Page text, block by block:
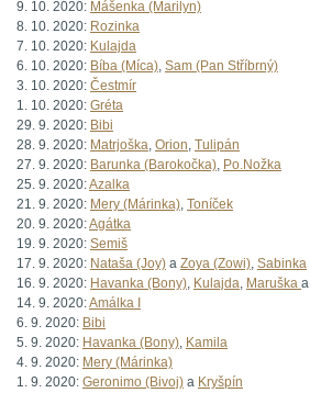
9. 10. 2020: Mášenka (Marilyn)
8. 10. 2020: Rozinka
7. 10. 2020: Kulajda
6. 10. 2020: Bíba (Míca), Sam (Pan Stříbrný)
3. 10. 2020: Čestmír
1. 10. 2020: Gréta
29. 9. 2020: Bibi
28. 9. 2020: Matrjoška, Orion, Tulipán
27. 9. 2020: Barunka (Barokočka), Po.Nožka
25. 9. 2020:Azalka
21. 9. 2020: Mery (Márinka), Toníček
20. 9. 2020:Agátka
19. 9. 2020: Semiš
17. 9. 2020: Nataša (Joy) a Zoya (Zowi), Sabinka
16. 9. 2020: Havanka (Bony), Kulajda, Maruška a
14. 9. 2020:Amálka I
6. 9. 2020: Bibi
5. 9. 2020: Havanka (Bony), Kamila
4. 9. 2020: Mery (Márinka)
1. 9. 2020: Geronimo (Bivoj) a Kryšpín